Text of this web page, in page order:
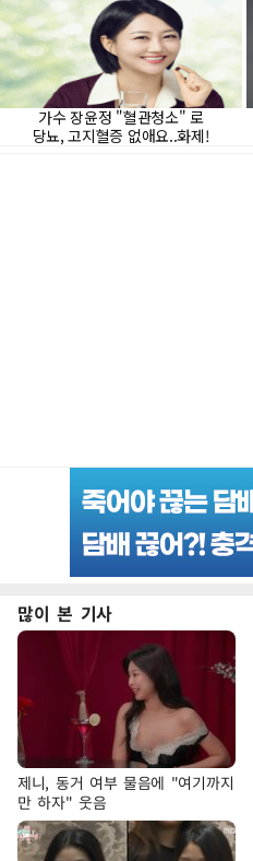
많이 본 기사
제니, 동거 여부 물음에 "여기까지
만 하자" 웃음